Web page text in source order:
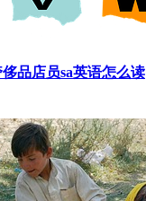
品店员sa英语怎么读